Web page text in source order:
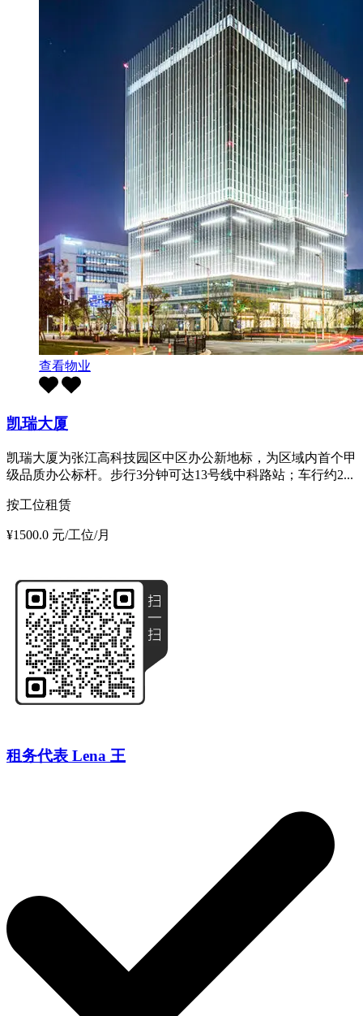
查看物业
凯瑞大厦
凯瑞大厦为张江高科技园区中区办公新地标，为区域内首个甲
级品质办公标杆。步行3分钟可达13号线中科路站；车行约2...
按工位租赁
¥1500.0 元/工位/月
租务代表 Lena 王